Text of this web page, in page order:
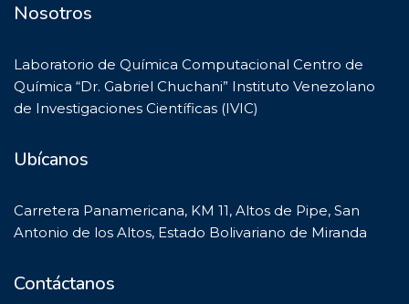
Nosotros
Laboratorio de Química Computacional Centro de
Química “Dr. Gabriel Chuchani” Instituto Venezolano
de Investigaciones Científicas (IVIC)
Ubícanos
Carretera Panamericana, KM 11, Altos de Pipe, San
Antonio de los Altos, Estado Bolivariano de Miranda
Contáctanos